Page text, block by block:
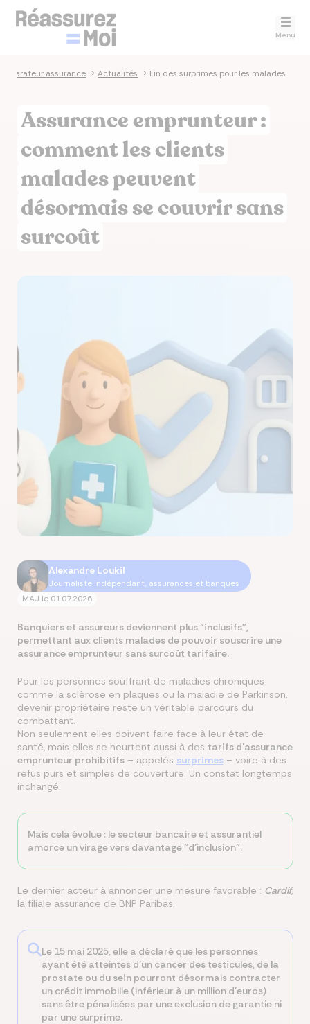
Menu
assurance > Actualités > Fin des surprimes pour les malades
Assurance emprunteur :
comment les clients
malades peuvent
désormais se couvrir sans
surcoût
Alexandre Loukil
Journaliste indépendant, assurances et banques
MAJ le 01.07.2026
Banquiers et assureurs deviennent plus “inclusifs”,
permettant aux clients malades de pouvoir souscrire une
assurance emprunteur sans surcoût tarifaire.
Pour les personnes souffrant de maladies chroniques
comme la sclérose en plaques ou la maladie de Parkinson,
devenir propriétaire reste un véritable parcours du
combattant.
Non seulement elles doivent faire face à leur état de
santé, mais elles se heurtent aussi à des tarifs d’assurance
emprunteur prohibitifs– appelés surprimes – voire à des
refus purs et simples de couverture. Un constat longtemps
inchangé.
Mais cela évolue : le secteur bancaire et assurantiel
amorce un virage vers davantage “d’inclusion”.
Le dernier acteur à annoncer une mesure favorable : Cardif,
la filiale assurance de BNP Paribas.
Le 15 mai 2025, elle a déclaré que les personnes
ayant été atteintes d’uncancer des testicules, de la
prostate ou du sein pourront désormais contracter
un crédit immobilie (inférieur à un million d’euros)
sans être pénalisées par une exclusion de garantie ni
par une surprime.